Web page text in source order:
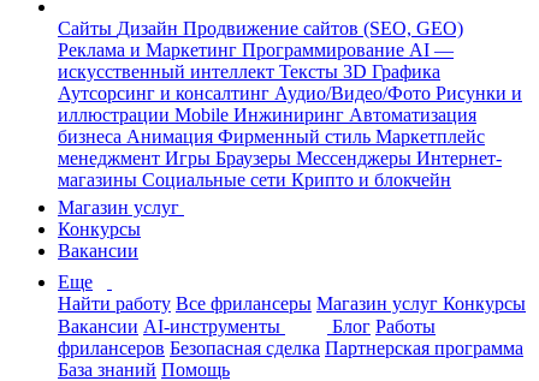
Сайты Дизайн Продвижение сайтов (SEO, GEO)
Реклама и Маркетинг Программирование AI —
искусственный интеллект Тексты 3D Графика
Аутсорсинг и консалтинг Аудио/Видео/Фото Рисунки и
иллюстрации Mobile Инжиниринг Автоматизация
бизнеса Анимация Фирменный стиль Маркетплейс
менеджмент Игры Браузеры Мессенджеры Интернет-
магазины Социальные сети Крипто и блокчейн
Магазин услуг
Конкурсы
Вакансии
Еще
Найти работу Все фрилансеры Магазин услуг Конкурсы
Вакансии AI-инструменты Блог Работы
фрилансеров Безопасная сделка Партнерская программа
База знаний Помощь